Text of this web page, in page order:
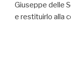
Giuseppe delle
e restituirlo alla